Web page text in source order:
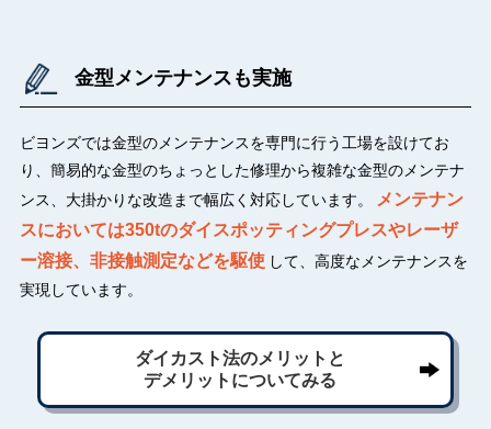
金型メンテナンスも実施
ビヨンズでは金型のメンテナンスを専門に行う工場を設けてお
り、簡易的な金型のちょっとした修理から複雑な金型のメンテナ
ンス、大掛かりな改造まで幅広く対応しています。
メンテナン
スにおいては350tのダイスポッティングプレスやレーザ
ー溶接、非接触測定などを駆使 して、高度なメンテナンスを
実現しています。
ダイカスト法のメリットと
デメリットについてみる